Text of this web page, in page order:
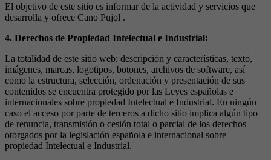
El objetivo de este sitio es informar de la actividad y servicios que
desarrolla y ofrece Cano Pujol .
4. Derechos de Propiedad Intelectual e Industrial:
La totalidad de este sitio web: descripción y características, texto,
imágenes, marcas, logotipos, botones, archivos de software, así
como la estructura, selección, ordenación y presentación de sus
contenidos se encuentra protegido por las Leyes españolas e
internacionales sobre propiedad Intelectual e Industrial. En ningún
caso el acceso por parte de terceros a dicho sitio implica algún tipo
de renuncia, transmisión o cesión total o parcial de los derechos
otorgados por la legislación española e internacional sobre
propiedad Intelectual e Industrial.